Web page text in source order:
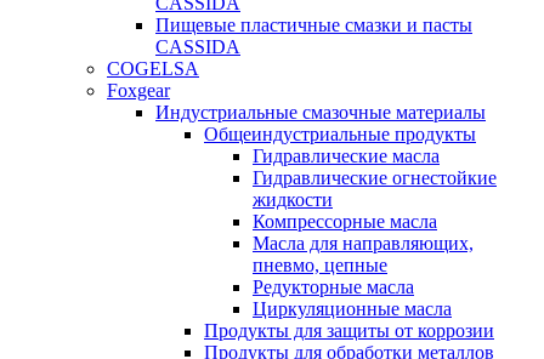
Пищевые пластичные смазки и пасты
CASSIDA
COGELSA
Foxgear
Индустриальные смазочные материалы
Общеиндустриальные продукты
Гидравлические масла
Гидравлические огнестойкие
жидкости
Компрессорные масла
Масла для направляющих,
пневмо, цепные
Редукторные масла
Циркуляционные масла
Продукты для защиты от коррозии
Продукты для обработки металлов